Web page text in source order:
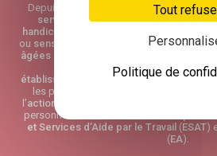
Tout
Politique de
Depuis plus de 30 ans, l’ Association
service
des personnes les plus
handicap
ou sensorielle en difficulté
âgées
principaux : l’accueil des
établissements médico-sociaux( EHPAD,
les programmes de
l’action sociale
personnes en situation de
et Services d’Aide par le Travail (ESAT)
(EA).